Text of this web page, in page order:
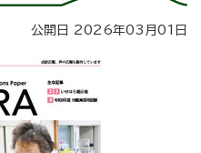
公開日 2026年03月01日